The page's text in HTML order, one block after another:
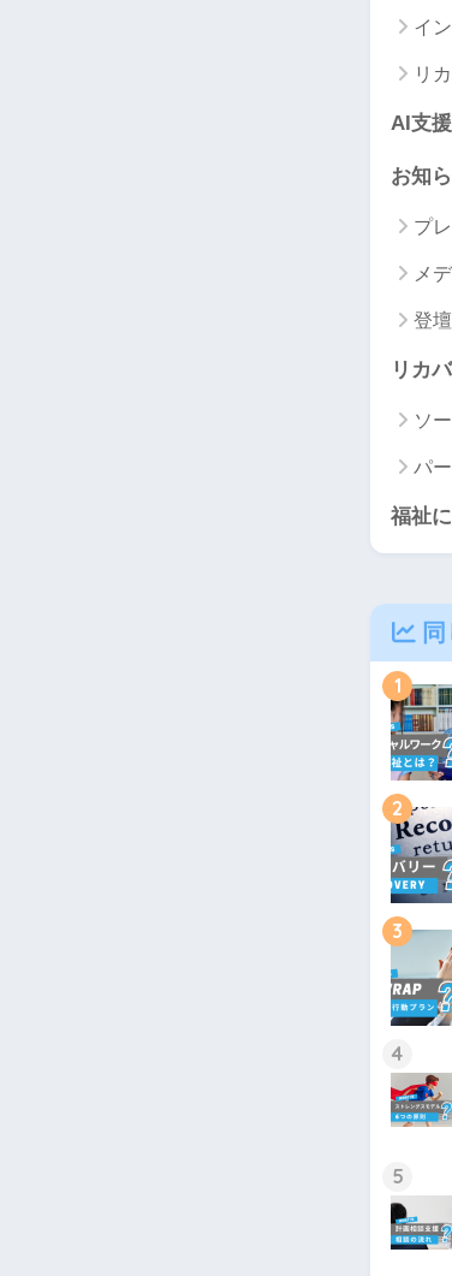
イ
リ
AI支
お知
プ
メ
登壇
リカ
ソ
パ
福祉
1
2
3
4
5